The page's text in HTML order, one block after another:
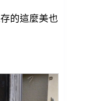
的這麼美也